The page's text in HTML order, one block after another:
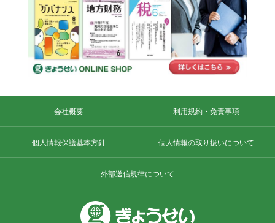
会社概要 利用規約・免責事項
個人情報保護基本方針 個人情報の取り扱いについて
外部送信規律について